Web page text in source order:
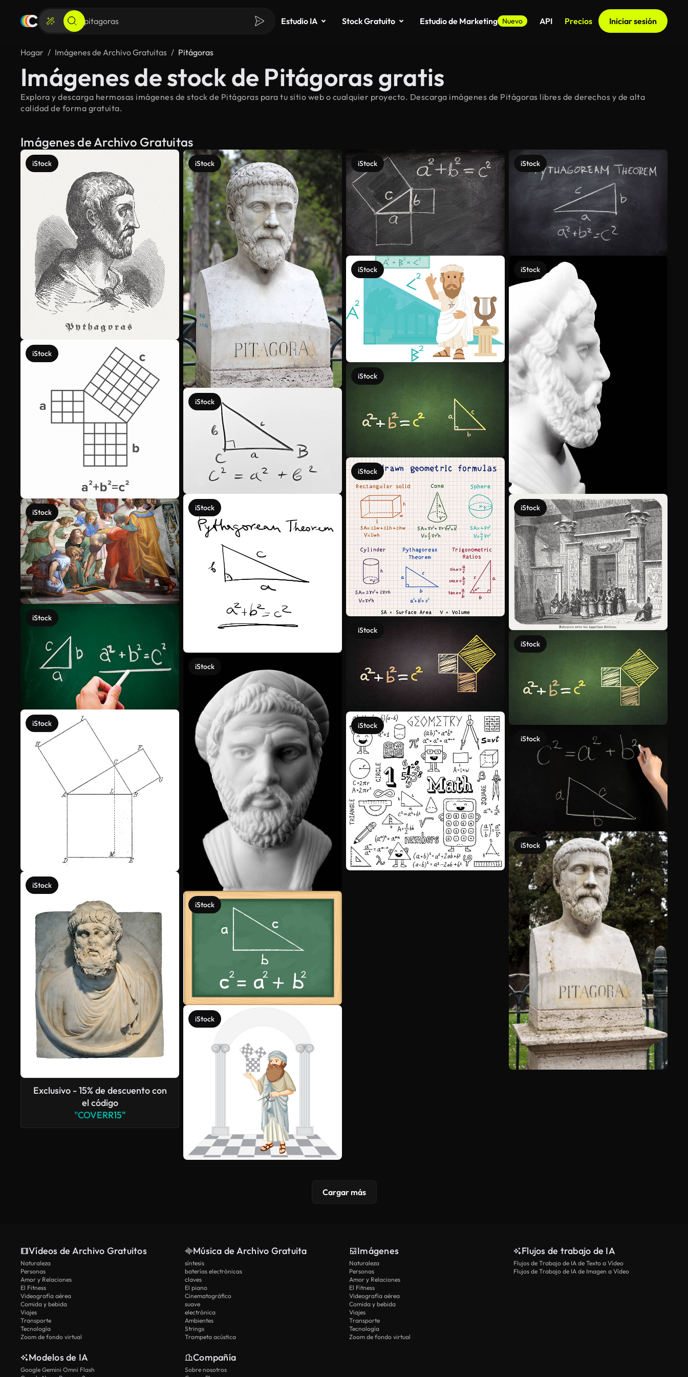
Estudio IA Stock Gratuito Estudio de Marketing Nuevo API Precios Iniciar sesión
Hogar Imágenes de Archivo Gratuitas Pitágoras
Imágenes de stock de Pitágoras gratis
Explora y descarga hermosas imágenes de stock de Pitágoras para tu sitio web o cualquier proyecto. Descarga imágenes de Pitágoras libres de derechos y de alta
calidad de forma gratuita.
Imágenes de Archivo Gratuitas
iStock
iStock
iStock
iStock
iStock
iStock
Exclusivo - 15% de descuento con
el código
"COVERR15"
iStock
iStock
iStock
iStock
iStock
iStock
iStock
iStock
iStock
iStock
iStock
iStock
iStock
iStock
iStock
iStock
iStock
iStock
Cargar más
Vídeos de Archivo Gratuitos
Naturaleza
Personas
Amor y Relaciones
El Fitness
Videografía aérea
Comida y bebida
Viajes
Transporte
Tecnología
Zoom de fondo virtual
Música de Archivo Gratuita
síntesis
baterías electrónicas
claves
El piano
Cinematográfico
suave
electrónica
Ambientes
Strings
Trompeta acústica
Imágenes
Naturaleza
Personas
Amor y Relaciones
El Fitness
Videografía aérea
Comida y bebida
Viajes
Transporte
Tecnología
Zoom de fondo virtual
Flujos de trabajo de IA
Flujos de Trabajo de IA de Texto a Vídeo
Flujos de Trabajo de IA de Imagen a Vídeo
Modelos de IA
Google Gemini Omni Flash
Compañía
Sobre nosotros